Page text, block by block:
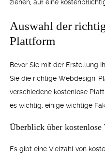
ziehen, auf eine
Auswahl der
Plattform
Bevor Sie mit der Erstellung
Sie die richtige Webdesign-
verschiedene kostenlose
es wichtig, einige wichtige
Überblick über kostenlose
Es gibt eine Vielzahl von